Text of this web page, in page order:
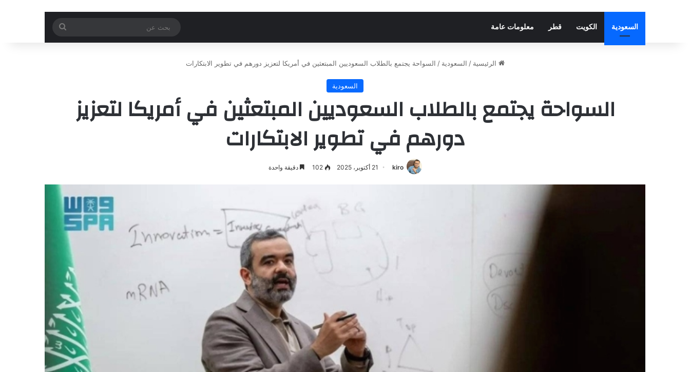
السعودية الكويت قطر معلومات عامة
عن
الرئيسية / السعودية / السواحة يجتمع بالطلاب السعوديين المبتعثين في أمريكا لتعزيز دورهم في تطوير الابتكارات
السعودية
السواحة يجتمع بالطلاب السعوديين المبتعثين في أمريكا لتعزيز
دورهم في تطوير الابتكارات
kiro 21 أكتوبر، 2025 102 دقيقة واحدة